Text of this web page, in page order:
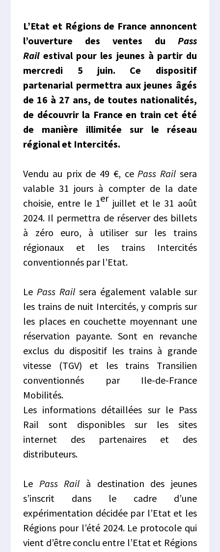
L’Etat et Régions de France annoncent
l’ouverture des ventes du Pass
Rail estival pour les jeunes à partir du
mercredi 5 juin. Ce dispositif
partenarial permettra aux jeunes âgés
de 16 à 27 ans, de toutes nationalités,
de découvrir la France en train cet été
de manière illimitée sur le réseau
régional et Intercités.
Vendu au prix de 49 €, cePass Rail sera
valable 31 jours à compter de la date
choisie, entre le 1er juillet et le 31 août
2024. Il permettra de réserver des billets
à zéro euro, à utiliser sur les trains
régionaux et les trains Intercités
conventionnés par l’Etat.
LePass Railsera également valable sur
les trains de nuit Intercités, y compris sur
les places en couchette moyennant une
réservation payante. Sont en revanche
exclus du dispositif les trains à grande
vitesse (TGV) et les trains Transilien
conventionnés par Ile-de-France
Mobilités.
Les informations détaillées sur le Pass
Rail sont disponibles sur les sites
internet des partenaires et des
distributeurs.
Le Pass Rail à destination des jeunes
s’inscrit dans le cadre d’une
expérimentation décidée par l’Etat et les
Régions pour l’été 2024. Le protocole qui
vient d’être conclu entre l’Etat et Régions